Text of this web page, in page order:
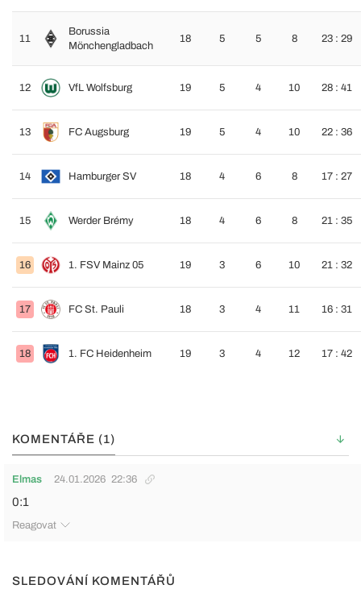
11
Borussia
Mönchengladbach
18 5 5 8 23 : 29
12 VfL Wolfsburg 19 5 4 10 28 : 41
13 FC Augsburg 19 5 4 10 22 : 36
14 Hamburger SV 18 4 6 8 17 : 27
15 Werder Brémy 18 4 6 8 21 : 35
16 1. FSV Mainz 05 19 3 6 10 21 : 32
17 FC St. Pauli 18 3 4 11 16 : 31
18 1. FC Heidenheim 19 3 4 12 17 : 42
KOMENTÁŘE (1)
Elmas 24.01.2026 22:36
0:1
Reagovat
SLEDOVÁNÍ KOMENTÁŘŮ